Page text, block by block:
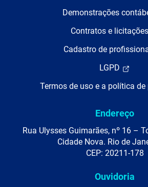
Demonstrações
Contratos e licitações
Cadastro de
LGPD
Termos de uso e a política
Endereço
Rua Ulysses Guimarães, nº 16 –
Cidade Nova. Rio de
CEP: 20211-178
Ouvidoria